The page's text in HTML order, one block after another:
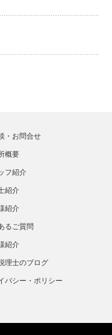
・お問合せ
概要
フ紹介
紹介
紹介
るご質問
紹介
理士のブログ
バシー・ポリシー